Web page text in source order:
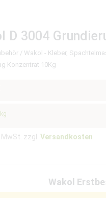
D 3004
/ Wakol - Kleber,
Konzentrat 10Kg
kg
MwSt. zzgl. Versandkosten
Wakol